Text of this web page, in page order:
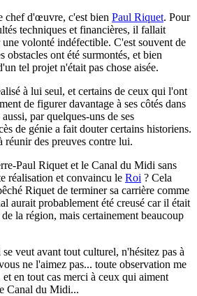
chef d'œuvre, c'est bien Paul Riquet. Pour
techniques et financières, il fallait
volonté indéfectible. C'est souvent de
obstacles ont été surmontés, et bien
tel projet n'était pas chose aisée.
à lui seul, et certains de ceux qui l'ont
de figurer davantage à ses côtés dans
par quelques-uns de ses
de génie a fait douter certains historiens.
réunir des preuves contre lui.
Paul Riquet et le Canal du Midi sans
réalisation et convaincu le Roi ? Cela
Riquet de terminer sa carrière comme
aurait probablement été creusé car il était
la région, mais certainement beaucoup
veut avant tout culturel, n'hésitez pas à
ne l'aimez pas... toute observation me
en tout cas merci à ceux qui aiment
Canal du Midi...